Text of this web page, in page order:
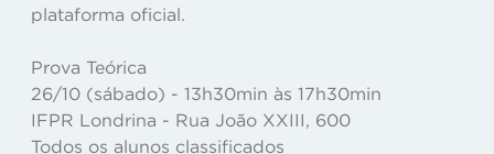
plataforma oficial.
Prova Teórica
26/10 (sábado) - 13h30min às 17h30min
IFPR Londrina - Rua João XXIII, 600
Todos os alunos classificados